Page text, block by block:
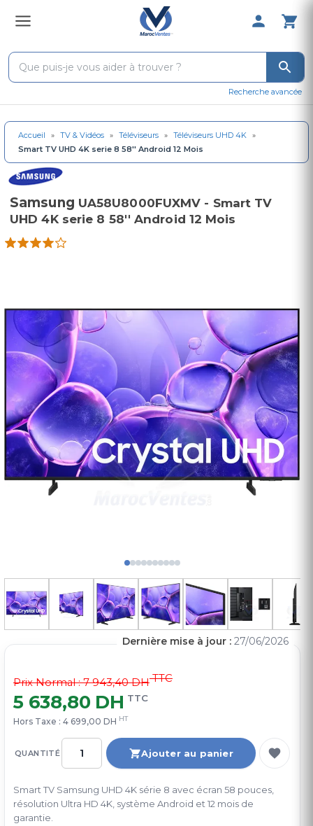
0 Produit
Recherche avancée
Accueil » TV & Vidéos » Téléviseurs » Téléviseurs UHD 4K »
Smart TV UHD 4K serie 8 58'' Android 12 Mois
Samsung UA58U8000FUXMV - Smart TV
UHD 4K serie 8 58'' Android 12 Mois
QUANTITÉ Ajouter au panier
Prix Normal :7 943,40 DHTTC
5 638,80 DH TTC
Hors Taxe : 4 699,00 DH HT
Smart TV Samsung UHD 4K série 8 avec écran 58 pouces,
résolution Ultra HD 4K, système Android et 12 mois de
garantie.
Dernière mise à jour : 27/06/2026